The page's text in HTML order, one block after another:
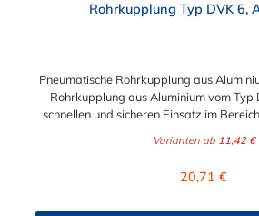
Rohrkupplung Typ DVK 6,
Pneumatische Rohrkupplung aus
Rohrkupplung aus Aluminium vom Typ
schnellen und sicheren Einsatz im
schnelleren Montierbarkeit
Rohrkupplung aus Aluminium kann
Varianten ab11,42 €
Regulärer
20,71 €